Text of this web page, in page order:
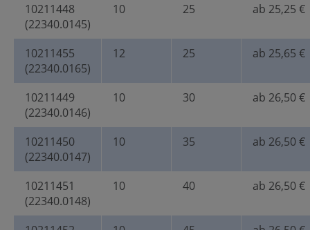
10211448
(22340.0145)
10 25 ab 25,25 €
10211455
(22340.0165)
12 25 ab 25,65 €
10211449
(22340.0146)
10 30 ab 26,50 €
10211450
(22340.0147)
10 35 ab 26,50 €
10211451
(22340.0148)
10 40 ab 26,50 €